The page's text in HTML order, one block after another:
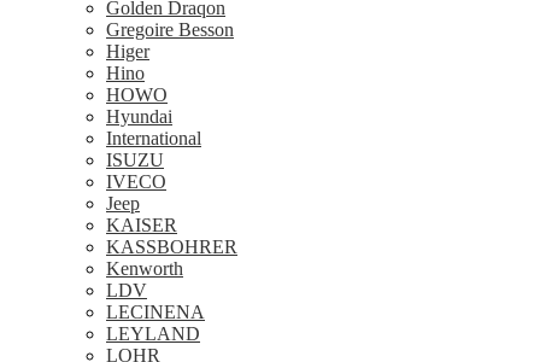
Golden Draqon
Gregoire Besson
Higer
Hino
HOWO
Hyundai
International
ISUZU
IVECO
Jeep
KAISER
KASSBOHRER
Kenworth
LDV
LECINENA
LEYLAND
LOHR